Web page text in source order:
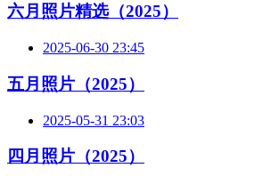
六月照片精选（2025）
2025-06-30 23:45
五月照片（2025）
2025-05-31 23:03
四月照片（2025）